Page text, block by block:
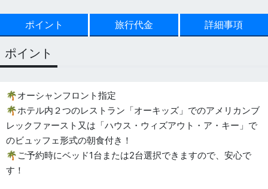
ポイント 旅行代金 詳細事項
ポイント
🌴オーシャンフロント指定
🌴ホテル内２つのレストラン「オーキッズ」でのアメリカンブ
レックファースト又は「ハウス・ウィズアウト・ア・キー」で
のビュッフェ形式の朝食付き！
🌴ご予約時にベッド1台または2台選択できますので、安心で
す！